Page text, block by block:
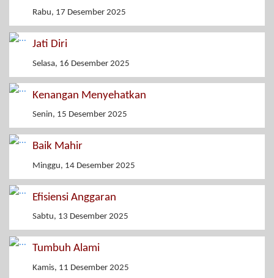
Rabu, 17 Desember 2025
Jati Diri
Selasa, 16 Desember 2025
Kenangan Menyehatkan
Senin, 15 Desember 2025
Baik Mahir
Minggu, 14 Desember 2025
Efisiensi Anggaran
Sabtu, 13 Desember 2025
Tumbuh Alami
Kamis, 11 Desember 2025